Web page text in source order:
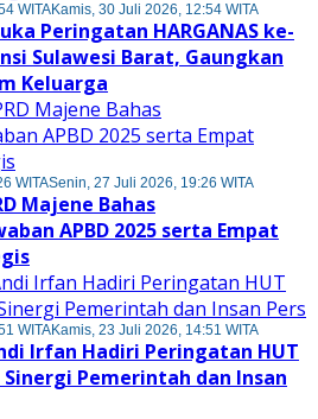
WITAKamis, 30 Juli 2026, 12:54 WITA
Peringatan HARGANAS ke-
Sulawesi Barat, Gaungkan
Keluarga
WITASenin, 27 Juli 2026, 19:26 WITA
Majene Bahas
APBD 2025 serta Empat
WITAKamis, 23 Juli 2026, 14:51 WITA
Irfan Hadiri Peringatan HUT
Sinergi Pemerintah dan Insan